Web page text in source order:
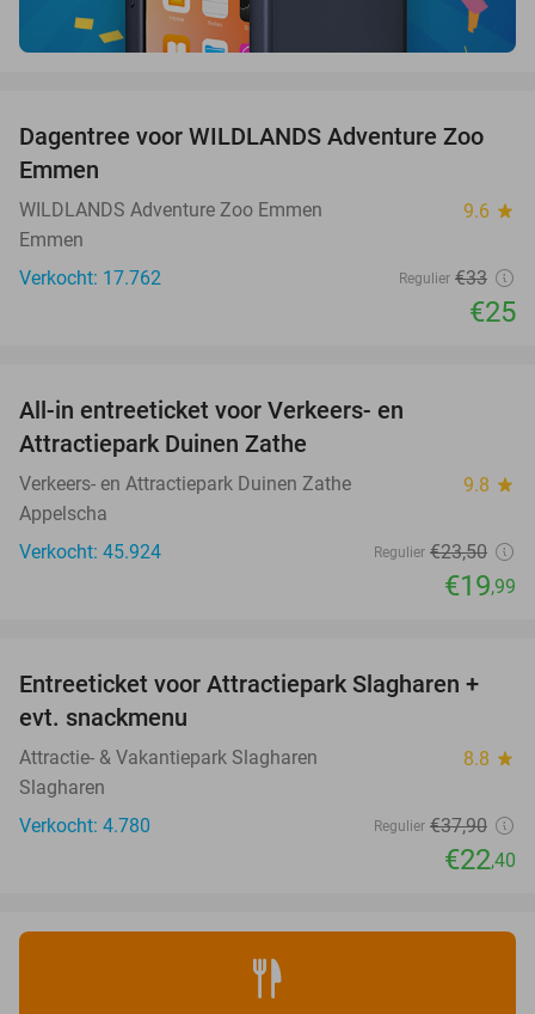
24%
Dagentree voor WILDLANDS Adventure Zoo
Emmen
WILDLANDS Adventure Zoo Emmen 9.6 star
Emmen
Verkocht: 17.762
Regulier €33
€25
All-in entreeticket voor Verkeers- en
Attractiepark Duinen Zathe
Verkeers- en Attractiepark Duinen Zathe 9.8 star
Appelscha
Verkocht: 45.924
Regulier €23,50
€19,99
41%
Entreeticket voor Attractiepark Slagharen +
evt. snackmenu
Attractie- & Vakantiepark Slagharen 8.8 star
Slagharen
Verkocht: 4.780
Regulier €37,90
€22,40